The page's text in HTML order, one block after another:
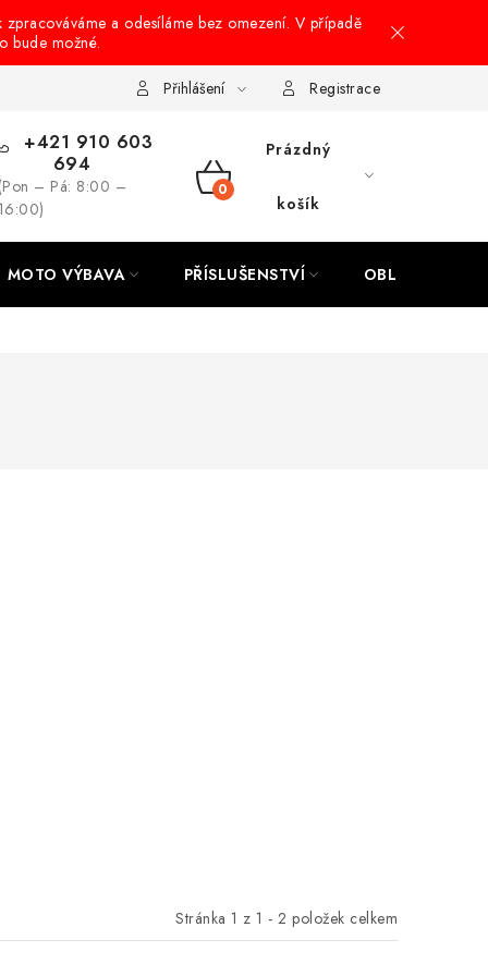
a odesíláme bez omezení. V případě
bude možné.
osobních údajů Návody na montáž
Přihlášení Registrace
+421 910 603
694
– Pá: 8:00 –
NÁKUPNÍ
Prázdný
košík
MOTO VÝBAVA PŘÍSLUŠENSTVÍ OBLEČENÍ
Stránka 1 z 1 - 2 položek celkem